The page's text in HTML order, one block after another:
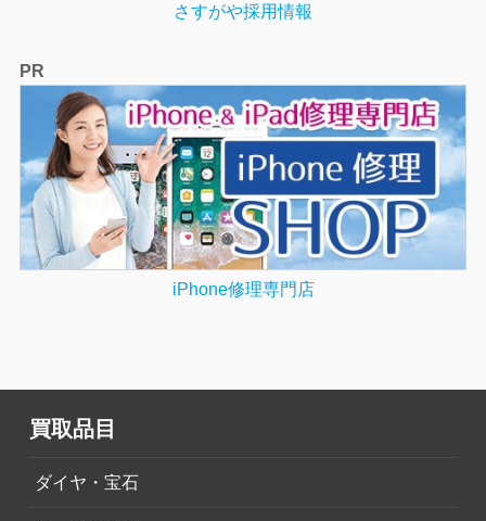
さすがや採用情報
PR
iPhone修理専門店
買取品目
ダイヤ・宝石